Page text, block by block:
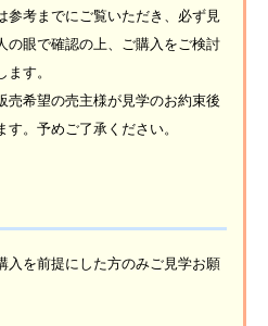
参考までにご覧いただき、必ず見
の眼で確認の上、ご購入をご検討
す。
売希望の売主様が見学のお約束後
。予めご了承ください。
入を前提にした方のみご見学お願